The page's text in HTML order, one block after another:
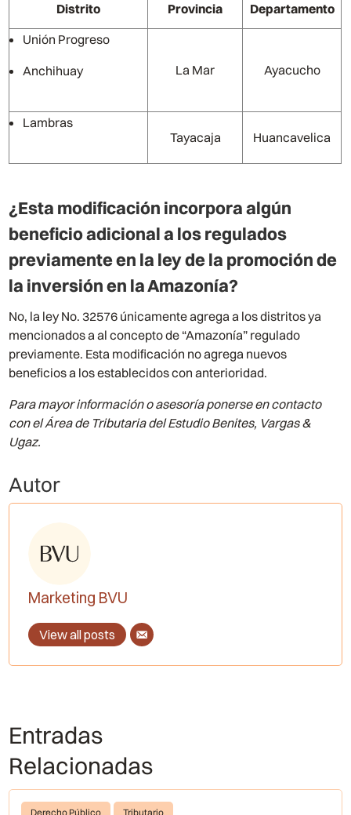
Distrito Provincia
Departamento
Unión Progreso
Anchihuay
La Mar Ayacucho
Lambras
Tayacaja
Huancavelica
¿Esta modificación incorpora algún
beneficio adicional a los regulados
previamente en la ley de la promoción de
la inversión en la Amazonía?
No, la ley No. 32576 únicamente agrega a los distritos ya
mencionados a al concepto de “Amazonía” regulado
previamente. Esta modificación no agrega nuevos
beneficios a los establecidos con anterioridad.
Para mayor información o asesoría ponerse en contacto
con el Área de Tributaria del Estudio Benites, Vargas &
Ugaz.
Autor
Marketing BVU
View all posts
Entradas
Relacionadas
Derecho Público Tributario